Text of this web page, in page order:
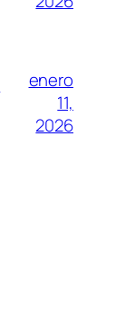
enero
11,
2026